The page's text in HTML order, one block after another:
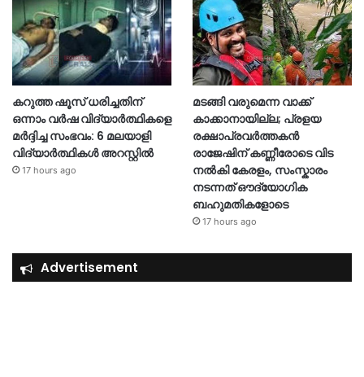
കറുത്ത ഷൂസ് ധരിച്ചതിന്
ഒന്നാം വർഷ വിദ്യാർത്ഥികളെ
മർദ്ദിച്ച സംഭവം: 6 മലയാളി
വിദ്യാർത്ഥികൾ അറസ്റ്റിൽ
17 hours ago
മടങ്ങി വരുമെന്ന വാക്ക്
കാക്കാനായില്ല; പ്രളയ
രക്ഷാപ്രവർത്തകൻ
രാജേഷിന് കണ്ണീരോടെ വിട
നൽകി കേരളം, സംസ്കാരം
നടന്നത് ഔദ്യോ​ഗിക
ബഹുമതികളോടെ
17 hours ago
Advertisement